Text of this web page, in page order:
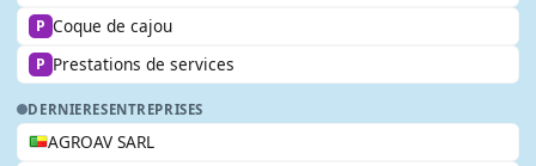
P Coque de cajou
P Prestations de services
DERNIERESENTREPRISES
AGROAV SARL